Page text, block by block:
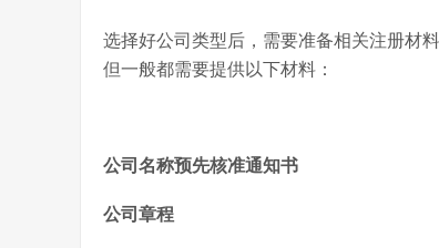
选择好公司类型后，需要准备相关注册材
但一般都需要提供以下材料：
公司名称预先核准通知书
公司章程